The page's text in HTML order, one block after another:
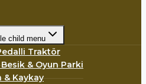
child menu
Traktör
& Oyun Parki
& Kaykay